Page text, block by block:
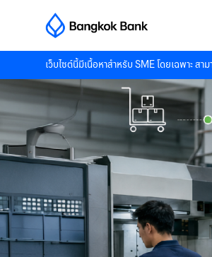
เว็บไซต์นี้มีเนื้อหาสำหรับ SME โดยเฉพาะ ส